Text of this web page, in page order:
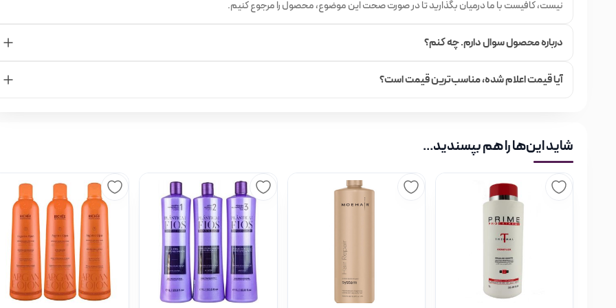
نیست، کافیست با ما درمیان بگذارید تا در صورت صحت این موضوع، محصول را مرجوع کنیم.
درباره محصول سوال دارم. چه کنم؟
آیا قیمت اعلام شده،‌ مناسب‌ترین قیمت است؟
شاید این‌ها را هم بپسندید…